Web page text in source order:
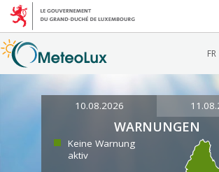
FR
10.08.2026
WARNUNGEN
Keine Warnung
aktiv